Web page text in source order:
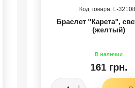
Браслет "Карета",
(желтый)
161 грн.